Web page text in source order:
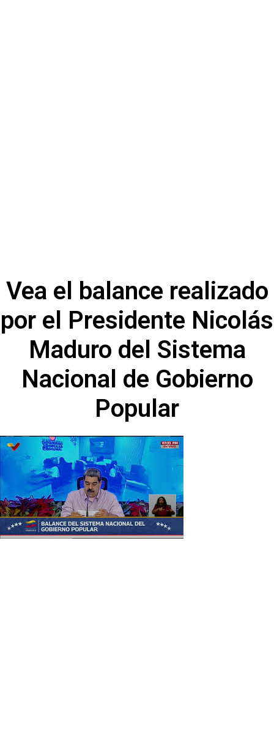
Vea el balance realizado
por el Presidente Nicolás
Maduro del Sistema
Nacional de Gobierno
Popular